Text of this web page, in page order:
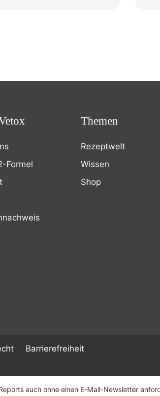
Formel
Themen
Rezeptwelt
Wissen
Shop
Barrierefreiheit
auch ohne einen E-Mail-Newsletter